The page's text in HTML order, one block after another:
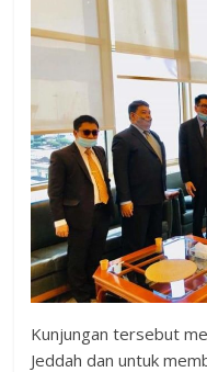
Kunjungan tersebut
Jeddah dan untuk